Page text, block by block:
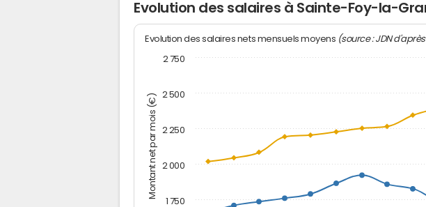
Evolution des salaires à Sainte-Foy-la-
Montant net par mois (€)
Evolution des salaires nets mensuels moyens (source : JDN
1 750
2 000
2 250
2 500
2 750